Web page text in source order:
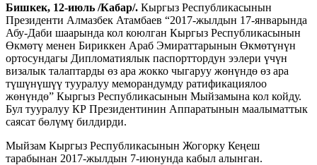
Бишкек, 12-июль /Кабар/. Кыргыз Республикасынын
Президенти Алмазбек Атамбаев “2017-жылдын 17-январында
Абу-Даби шаарында кол коюлган Кыргыз Республикасынын
Өкмөтү менен Бириккен Араб Эмираттарынын Өкмөтүнүн
ортосундагы Дипломатиялык паспорттордун ээлери үчүн
визалык талаптарды өз ара жокко чыгаруу жөнүндө өз ара
түшүнүшүү тууралуу меморандумду ратификациялоо
жөнүндө” Кыргыз Республикасынын Мыйзамына кол койду.
Бул тууралуу КР Президентинин Аппаратынын маалыматтык
саясат бөлүмү билдирди.
Мыйзам Кыргыз Республикасынын Жогорку Кеңеш
тарабынан 2017-жылдын 7-июнунда кабыл алынган.